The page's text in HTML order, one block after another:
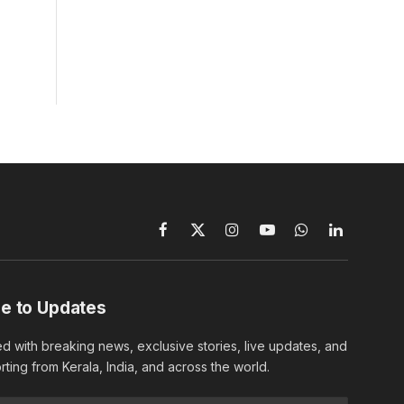
Facebook
X
(Twitter)
InstagramYouTubeWhatsAppLinkedIn
to Updates
with breaking news, exclusive stories, live updates, and
from Kerala, India, and across the world.